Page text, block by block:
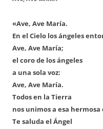
«Ave, Ave María.
En el Cielo los ángeles
Ave, Ave María;
el coro de los ángeles
a una sola voz:
Ave, Ave María.
Todos en la Tierra
nos unimos a esa hermosa
Te saluda el Ángel